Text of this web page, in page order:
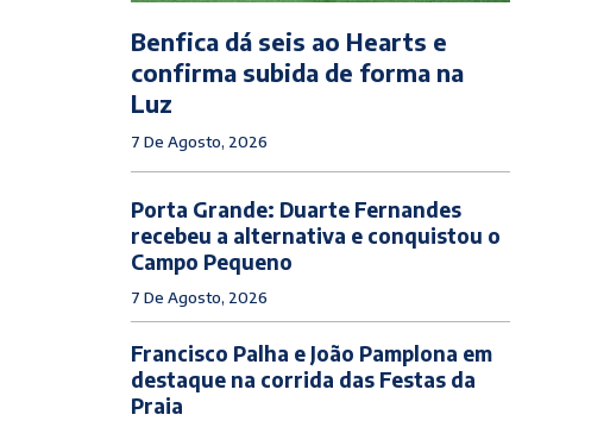
Benfica dá seis ao Hearts e
confirma subida de forma na
Luz
7 De Agosto, 2026
Porta Grande: Duarte Fernandes
recebeu a alternativa e conquistou o
Campo Pequeno
7 De Agosto, 2026
Francisco Palha e João Pamplona em
destaque na corrida das Festas da
Praia